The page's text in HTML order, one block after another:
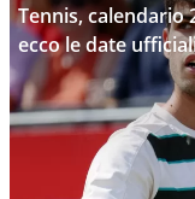
Tennis, calendario
ecco le date